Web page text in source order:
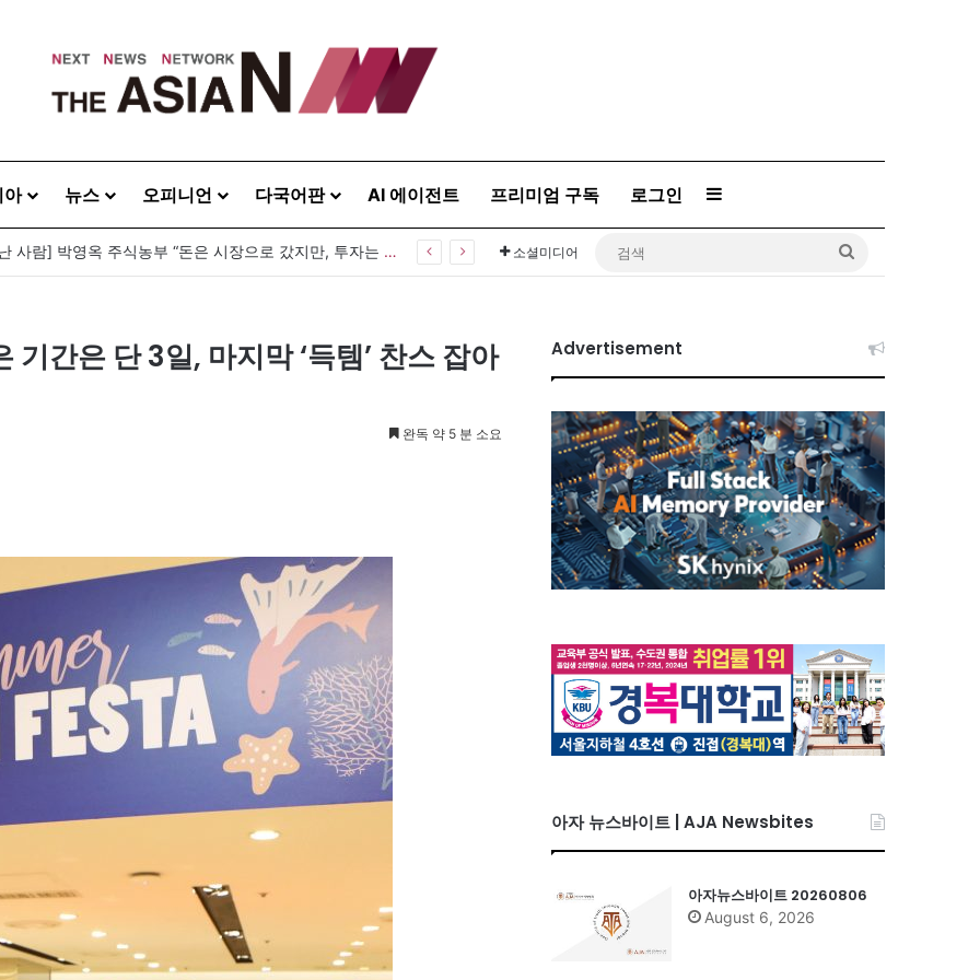
아 뉴스 오피니언 다국어판 AI 에이전트 프리미엄 구독 로그인 Sidebar
[이상기가 만난 사람] 박영옥 주식농부 “돈은 시장으로 갔지만, 투자는 사라지고 거래만 남았다” 소셜미디어
간은 단 3일, 마지막 ‘득템’ 찬스 잡아
완독 약 5 분 소요
Advertisement
아자 뉴스바이트 | AJA Newsbites
아자뉴스바이트 20260806
August 6, 2026